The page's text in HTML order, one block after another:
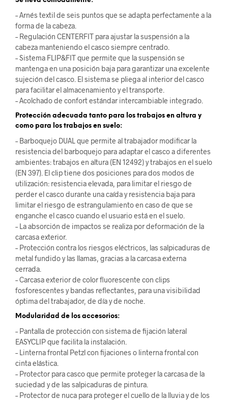
– Arnés textil de seis puntos que se adapta perfectamente a la
forma de la cabeza.
– Regulación CENTERFIT para ajustar la suspensión a la
cabeza manteniendo el casco siempre centrado.
– Sistema FLIP&FIT que permite que la suspensión se
mantenga en una posición baja para garantizar una excelente
sujeción del casco. El sistema se pliega al interior del casco
para facilitar el almacenamiento y el transporte.
– Acolchado de confort estándar intercambiable integrado.
Protección adecuada tanto para los trabajos en altura y
como para los trabajos en suelo:
– Barboquejo DUAL que permite al trabajador modificar la
resistencia del barboquejo para adaptar el casco a diferentes
ambientes: trabajos en altura (EN 12492) y trabajos en el suelo
(EN 397). El clip tiene dos posiciones para dos modos de
utilización: resistencia elevada, para limitar el riesgo de
perder el casco durante una caída y resistencia baja para
limitar el riesgo de estrangulamiento en caso de que se
enganche el casco cuando el usuario está en el suelo.
– La absorción de impactos se realiza por deformación de la
carcasa exterior.
– Protección contra los riesgos eléctricos, las salpicaduras de
metal fundido y las llamas, gracias a la carcasa externa
cerrada.
– Carcasa exterior de color fluorescente con clips
fosforescentes y bandas reflectantes, para una visibilidad
óptima del trabajador, de día y de noche.
Modularidad de los accesorios:
– Pantalla de protección con sistema de fijación lateral
EASYCLIP que facilita la instalación.
– Linterna frontal Petzl con fijaciones o linterna frontal con
cinta elástica.
– Protector para casco que permite proteger la carcasa de la
suciedad y de las salpicaduras de pintura.
– Protector de nuca para proteger el cuello de la lluvia y de los